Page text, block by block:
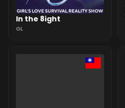
In the 8ight
GL